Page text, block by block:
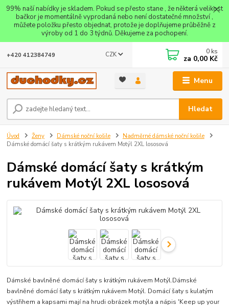
99% naší nabídky je skladem. Pokud se přesto stane , že některá velikost
bačkor je momentálně vyprodaná nebo není dostatečné množství ,
můžete položku přesto objednat, protože je doplňujeme průběžně z
výroby od 1 do 3 týdnů. Děkujeme za pochopení.
Menu
CZK
Hledat
+420 412384749 0 ks
za 0,00 Kč
Úvod Ženy Dámské noční košile
Nadměrné dámské noční košile
Dámské domácí šaty s krátkým rukávem Motýl 2XL lososová
Dámské domácí šaty s krátkým
rukávem Motýl 2XL lososová
Dámské bavlněné domácí šaty s krátkým rukávem Motýl.Dámské
bavlněné domácí šaty s krátkým rukávem Motýl. Domácí šaty s kulatým
výstřihem a kapsami mají na hrudi obrázek motýla a nápis 'Keep up your